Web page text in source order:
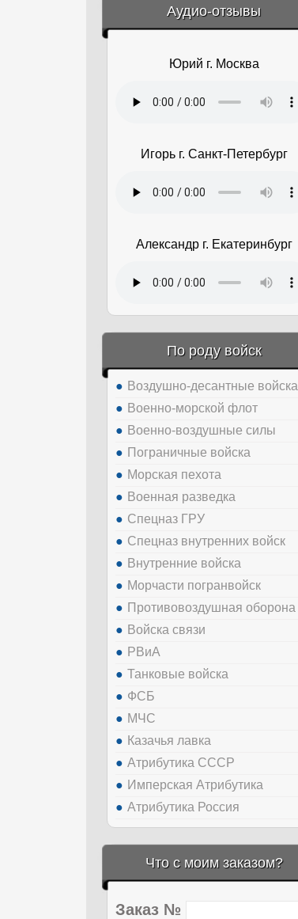
Аудио-отзывы
&amp;nbsp;
Юрий г. Москва
Игорь г. Санкт-Петербург
Александр г. Екатеринбург
По роду войск
Воздушно-десантные войска
Военно-морской флот
Военно-воздушные силы
Пограничные войска
Морская пехота
Военная разведка
Спецназ ГРУ
Спецназ внутренних войск
Внутренние войска
Морчасти погранвойск
Противовоздушная оборона
Войска связи
РВиА
Танковые войска
ФСБ
МЧС
Казачья лавка
Атрибутика СССР
Имперская Атрибутика
Атрибутика Россия
Что с моим заказом?
Заказ №